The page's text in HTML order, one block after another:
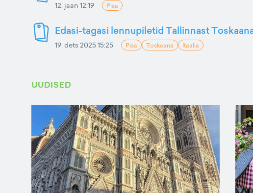
12. jaan 12:19 Pisa
Edasi-tagasi lennupiletid Tallinnast
19. dets 2025 15:25 Pisa Toskaana Itaalia
UUDISED